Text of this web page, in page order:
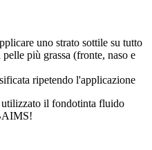
uno strato sottile su tutto
più grassa (fronte, naso e
ripetendo l'applicazione
il fondotinta fluido